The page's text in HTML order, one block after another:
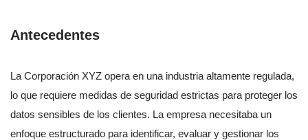
Antecedentes
La Corporación XYZ opera en una industria altamente regulada,
lo que requiere medidas de seguridad estrictas para proteger los
datos sensibles de los clientes. La empresa necesitaba un
enfoque estructurado para identificar, evaluar y gestionar los